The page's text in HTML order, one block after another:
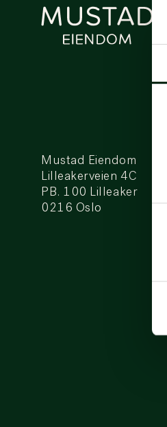
Mustad Eiendom
Lilleakerveien 4C
PB. 100 Lilleaker
0216 Oslo